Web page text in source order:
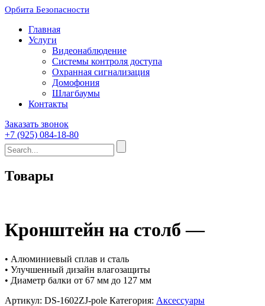
Орбита Безопасности
Главная
Услуги
Видеонаблюдение
Системы контроля доступа
Охранная сигнализация
Домофония
Шлагбаумы
Контакты
Заказать звонок
+7 (925) 084-18-80
Товары
Кронштейн на столб —
• Алюминиевый сплав и сталь
• Улучшенный дизайн влагозащиты
• Диаметр балки от 67 мм до 127 мм
Артикул: DS-1602ZJ-pole Категория: Аксессуары